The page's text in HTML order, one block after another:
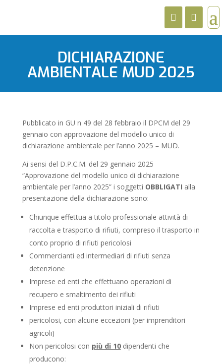
DICHIARAZIONE
AMBIENTALE MUD 2025
Pubblicato in GU n 49 del 28 febbraio il DPCM del 29
gennaio con approvazione del modello unico di
dichiarazione ambientale per l’anno 2025 – MUD.
Ai sensi del D.P.C.M. del 29 gennaio 2025
“Approvazione del modello unico di dichiarazione
ambientale per l’anno 2025” i soggetti OBBLIGATI alla
presentazione della dichiarazione sono:
Chiunque effettua a titolo professionale attività di
raccolta e trasporto di rifiuti, compreso il trasporto in
conto proprio di rifiuti pericolosi
Commercianti ed intermediari di rifiuti senza
detenzione
Imprese ed enti che effettuano operazioni di
recupero e smaltimento dei rifiuti
Imprese ed enti produttori iniziali di rifiuti
pericolosi, con alcune eccezioni (per imprenditori
agricoli)
Non pericolosi con più di 10dipendenti che
producono: